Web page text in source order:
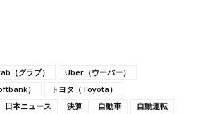
（グラブ）
Uber（ウーバー）
）
トヨタ（Toyota）
日本ニュース 決算 自動車 自動運転